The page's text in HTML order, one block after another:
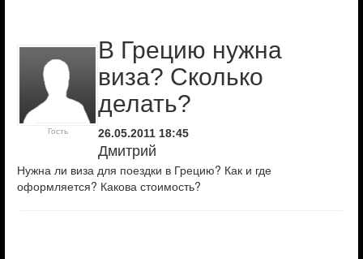
Гость
В Грецию нужна
виза? Сколько
делать?
26.05.2011 18:45
Дмитрий
Нужна ли виза для поездки в Грецию? Как и где
оформляется? Какова стоимость?